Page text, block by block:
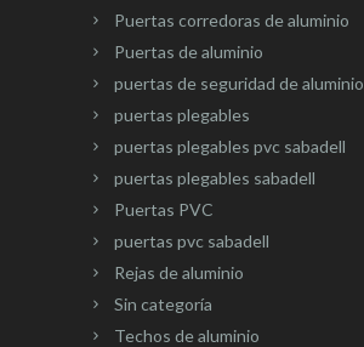
Puertas corredoras de aluminio
Puertas de aluminio
puertas de seguridad de aluminio
puertas plegables
puertas plegables pvc sabadell
puertas plegables sabadell
Puertas PVC
puertas pvc sabadell
Rejas de aluminio
Sin categoría
Techos de aluminio